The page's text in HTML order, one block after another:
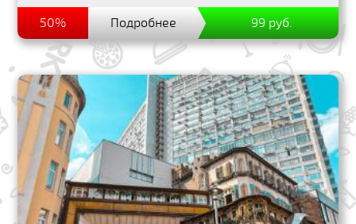
50% Подробнее 99 руб.